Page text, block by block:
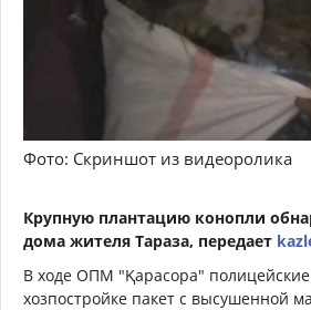
Фото: Скриншот из видеоролика
Крупную плантацию конопли
дома жителя Тараза, передает
В ходе ОПМ "Қарасора"
хозпостройке пакет с высушенной